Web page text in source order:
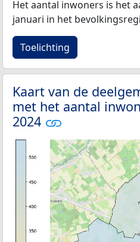
Het aantal inwoners is het
januari in het
Toelichting
Kaart van de
met het aantal
2024